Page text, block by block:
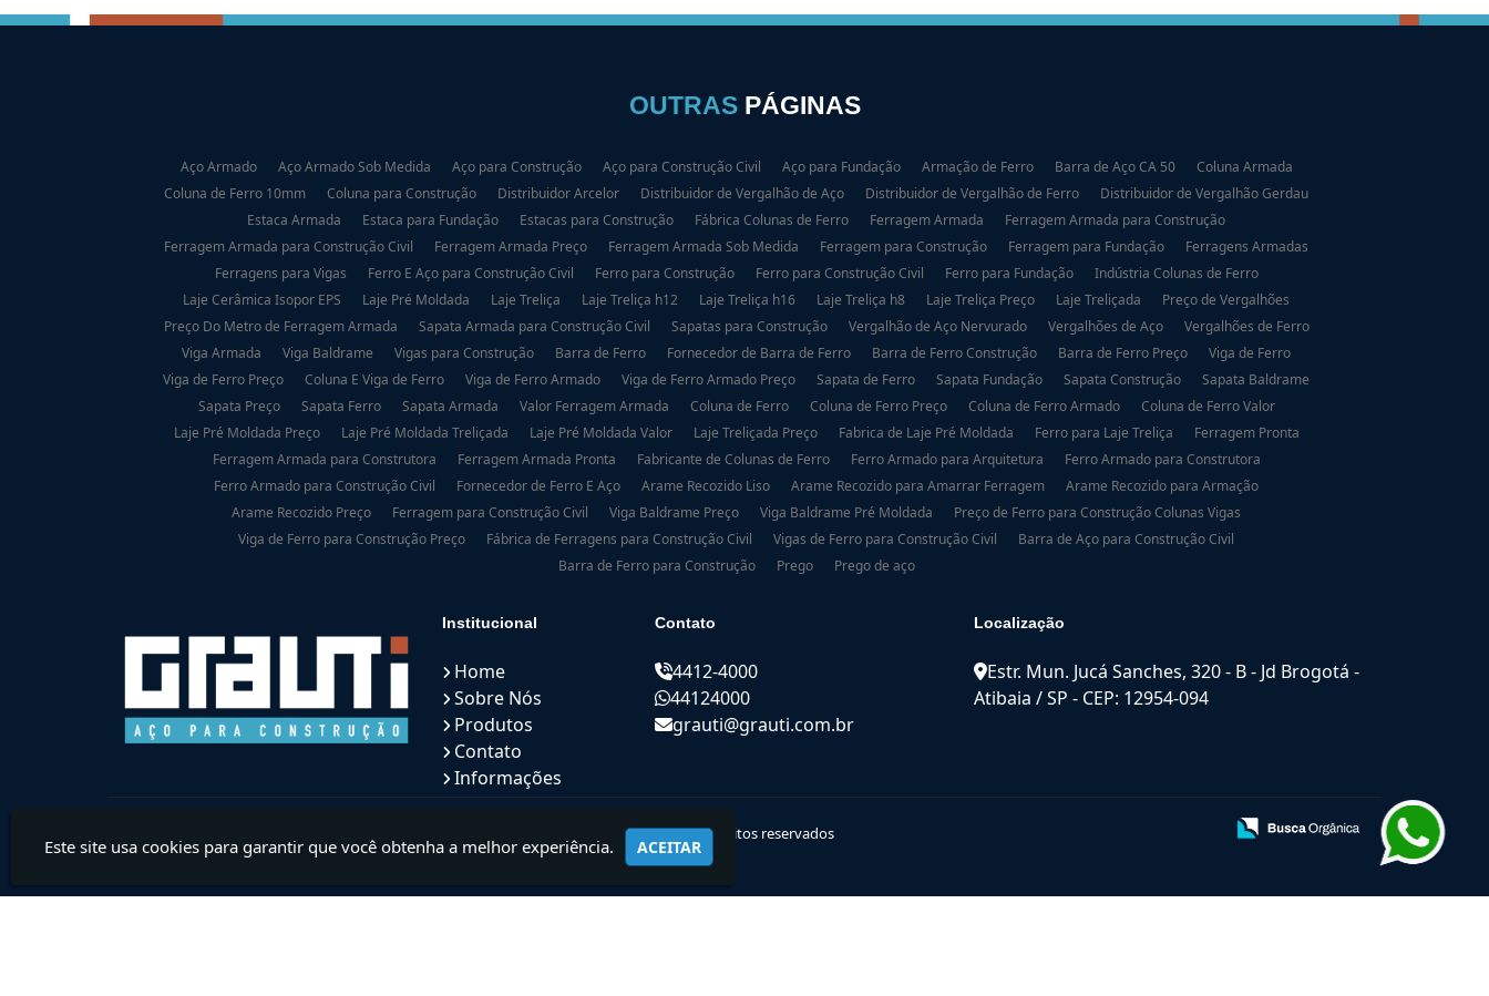
OUTRAS PÁGINAS
Aço Armado Aço Armado Sob Medida Aço para Construção Aço para Construção Civil Aço para Fundação Armação de Ferro Barra de Aço CA 50
Coluna Armada
Coluna de Ferro 10mm
Coluna para Construção Distribuidor Arcelor Distribuidor de Vergalhão de Aço Distribuidor de Vergalhão de Ferro
Distribuidor de Vergalhão Gerdau
Estaca Armada
Estaca para Fundação Estacas para Construção Fábrica Colunas de Ferro Ferragem Armada
Ferragem Armada para Construção
Ferragem Armada para Construção Civil
Ferragem Armada Preço Ferragem Armada Sob Medida Ferragem para Construção Ferragem para Fundação
Ferragens Armadas
Ferragens para Vigas
Ferro E Aço para Construção Civil Ferro para Construção Ferro para Construção Civil Ferro para Fundação
Indústria Colunas de Ferro
Laje Cerâmica Isopor EPS
Laje Pré Moldada Laje Treliça Laje Treliça h12 Laje Treliça h16 Laje Treliça h8 Laje Treliça Preço Laje Treliçada
Preço de Vergalhões
Preço Do Metro de Ferragem Armada
Sapata Armada para Construção Civil Sapatas para Construção Vergalhão de Aço Nervurado Vergalhões de Aço
Vergalhões de Ferro
Viga Armada
Viga Baldrame Vigas para Construção Barra de Ferro Fornecedor de Barra de Ferro Barra de Ferro Construção Barra de Ferro Preço
Viga de Ferro
Viga de Ferro Preço
Coluna E Viga de Ferro Viga de Ferro Armado Viga de Ferro Armado Preço Sapata de Ferro Sapata Fundação Sapata Construção
Sapata Baldrame
Sapata Preço
Sapata Ferro Sapata Armada Valor Ferragem Armada Coluna de Ferro Coluna de Ferro Preço Coluna de Ferro Armado
Coluna de Ferro Valor
Laje Pré Moldada Preço
Laje Pré Moldada Treliçada Laje Pré Moldada Valor Laje Treliçada Preço Fabrica de Laje Pré Moldada Ferro para Laje Treliça
Ferragem Pronta
Ferragem Armada para Construtora
Ferragem Armada Pronta Fabricante de Colunas de Ferro Ferro Armado para Arquitetura
Ferro Armado para Construtora
Ferro Armado para Construção Civil
Fornecedor de Ferro E Aço Arame Recozido Liso Arame Recozido para Amarrar Ferragem
Arame Recozido para Armação
Arame Recozido Preço
Ferragem para Construção Civil Viga Baldrame Preço Viga Baldrame Pré Moldada
Preço de Ferro para Construção Colunas Vigas
Viga de Ferro para Construção Preço
Fábrica de Ferragens para Construção Civil Vigas de Ferro para Construção Civil
Barra de Aço para Construção Civil
Barra de Ferro para Construção
Prego Prego de aço
Institucional
Home
Sobre Nós
Produtos
Contato
Informações
Contato
4412-4000
44124000
grauti@grauti.com.br
Localização
Estr. Mun. Jucá Sanches, 320 - B - Jd Brogotá -
Atibaia / SP - CEP: 12954-094
© 2021 GRAUTI | Todos os direitos reservados
Este site usa cookies para garantir que você obtenha a melhor experiência. ACEITAR